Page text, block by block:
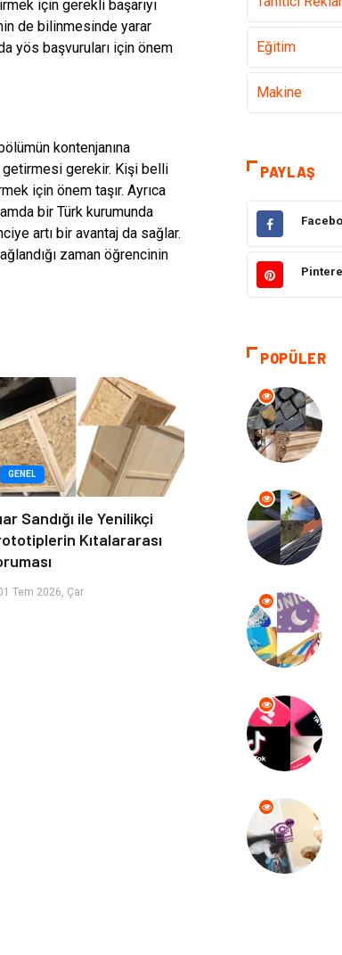
için gerekli başarıyı
de bilinmesinde yarar
yös başvuruları için önem
kontenjanına
getirmesi gerekir. Kişi belli
için önem taşır. Ayrıca
bir Türk kurumunda
artı bir avantaj da sağlar.
zaman öğrencinin
GENEL
Sandığı ile Yenilikçi
Kıtalararası
Tem 2026, Çar
Eğitim
Makine
Gıda
Yapı İnşaat
Hizmet
Tatil
Güzellik &
Organizasyon
Spor
Turizm
Hediyelik
Aksesuar
Bebek Giyim
İnternet
PAYLAŞ
POPÜLER